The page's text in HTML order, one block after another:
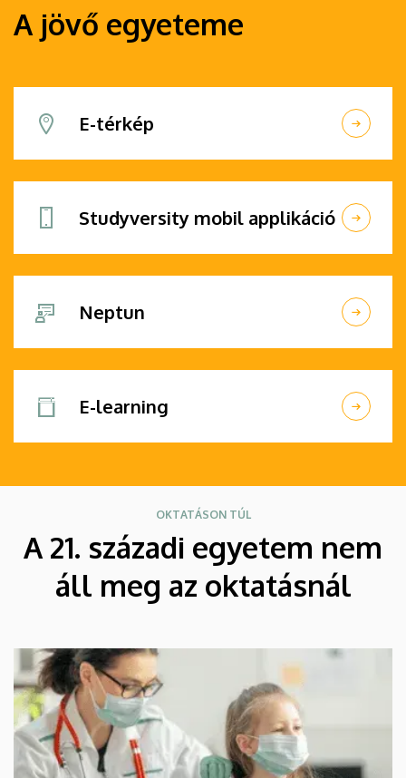
A jövő egyeteme
E-térkép
Studyversity mobil applikáció
Neptun
E-learning
OKTATÁSON TÚL
A 21. századi egyetem nem
áll meg az oktatásnál